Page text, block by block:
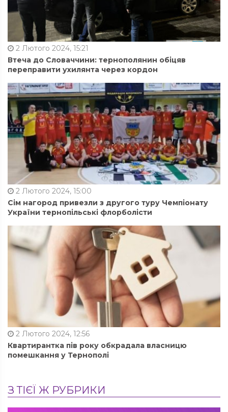
2 Лютого 2024, 15:21
Втеча до Словаччини: тернополянин обіцяв
переправити ухилянта через кордон
2 Лютого 2024, 15:00
Сім нагород привезли з другого туру Чемпіонату
України тернопільські флорболісти
2 Лютого 2024, 12:56
Квартирантка пів року обкрадала власницю
помешкання у Тернополі
З ТІЄЇ Ж РУБРИКИ